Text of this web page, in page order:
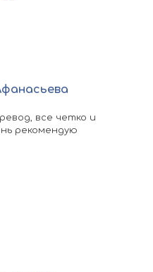
все четко и
рекомендую